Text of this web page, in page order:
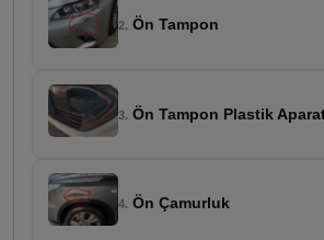
2. Ön Tampon
3. Ön Tampon Plastik
4. Ön Çamurluk